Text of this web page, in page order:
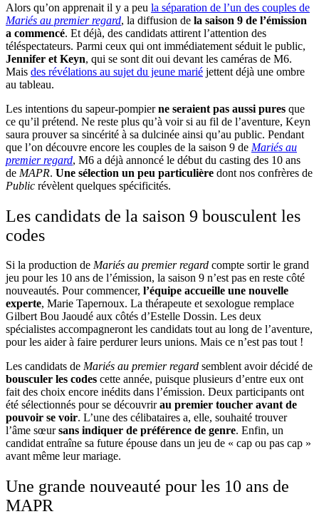
Alors qu’on apprenait il y a peu la séparation de l’un des couples de
Mariés au premier regard, la diffusion de la saison 9 de l’émission
a commencé. Et déjà, des candidats attirent l’attention des
téléspectateurs. Parmi ceux qui ont immédiatement séduit le public,
Jennifer et Keyn, qui se sont dit oui devant les caméras de M6.
Mais des révélations au sujet du jeune marié jettent déjà une ombre
au tableau.
Les intentions du sapeur-pompierne seraient pas aussi pures que
ce qu’il prétend. Ne reste plus qu’à voir si au fil de l’aventure, Keyn
saura prouver sa sincérité à sa dulcinée ainsi qu’au public. Pendant
que l’on découvre encore les couples de la saison 9 de Mariés au
premier regard, M6 a déjà annoncé le début du casting des 10 ans
de MAPR. Une sélection un peu particulière dont nos confrères de
Public révèlent quelques spécificités.
Les candidats de la saison 9 bousculent les
codes
Si la production de Mariés au premier regard compte sortir le grand
jeu pour les 10 ans de l’émission, la saison 9 n’est pas en reste côté
nouveautés. Pour commencer, l’équipe accueille une nouvelle
experte, Marie Tapernoux. La thérapeute et sexologue remplace
Gilbert Bou Jaoudé aux côtés d’Estelle Dossin. Les deux
spécialistes accompagneront les candidats tout au long de l’aventure,
pour les aider à faire perdurer leurs unions. Mais ce n’est pas tout !
Les candidats de Mariés au premier regard semblent avoir décidé de
bousculer les codes cette année, puisque plusieurs d’entre eux ont
fait des choix encore inédits dans l’émission. Deux participants ont
été sélectionnés pour se découvrirau premier toucher avant de
pouvoir se voir. L’une des célibataires a, elle, souhaité trouver
l’âme sœursans indiquer de préférence de genre. Enfin, un
candidat entraîne sa future épouse dans un jeu de « cap ou pas cap »
avant même leur mariage.
Une grande nouveauté pour les 10 ans de
MAPR